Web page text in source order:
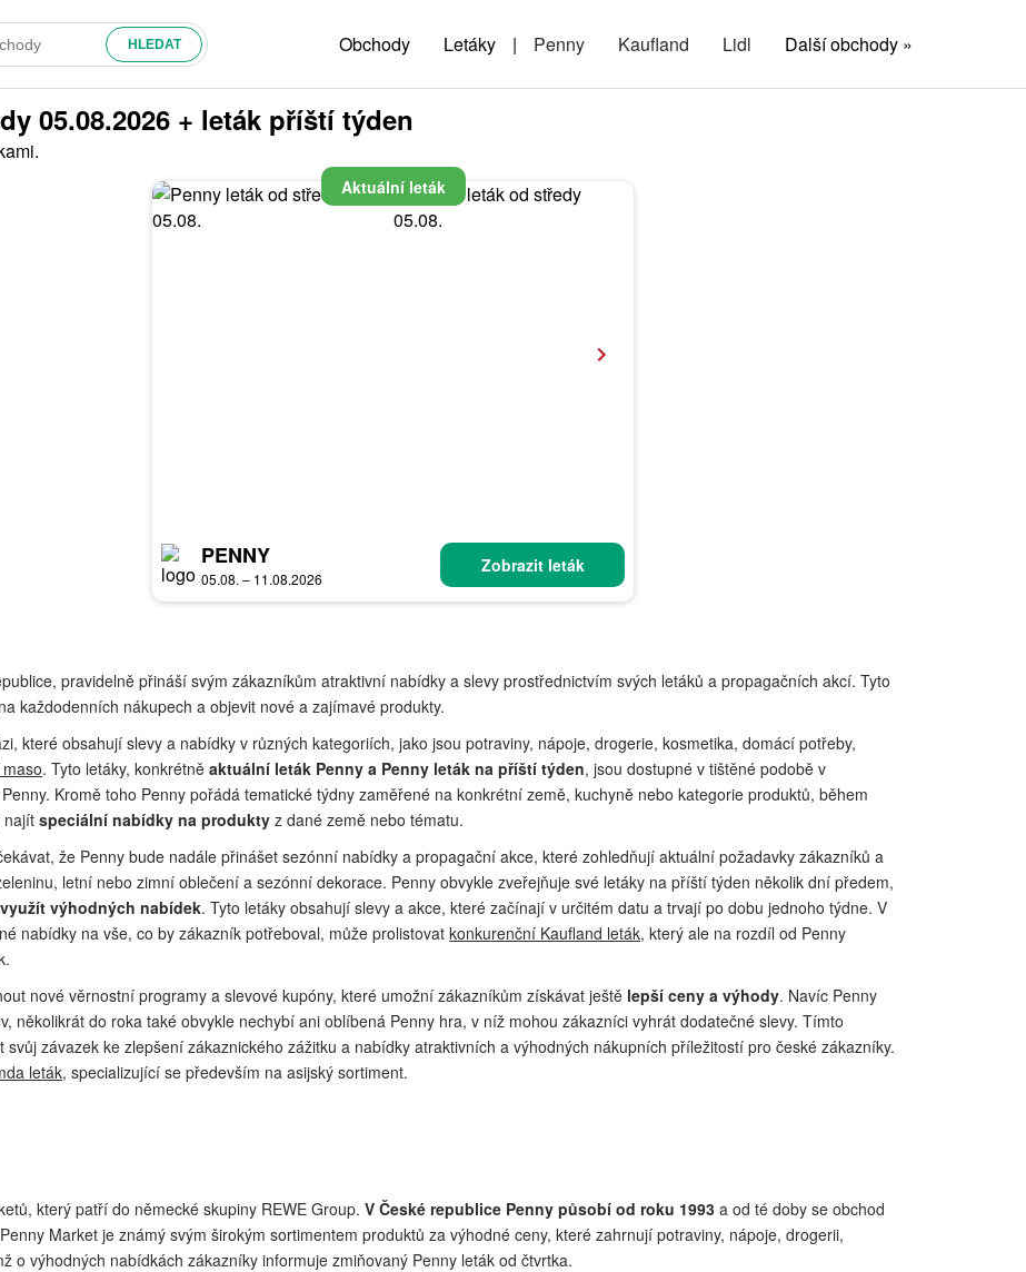
Obchody Letáky | Penny Kaufland Lidl Další obchody »
05.08.2026 + leták příští týden
Aktuální leták
PENNY
05.08. – 11.08.2026
Zobrazit leták
pravidelně přináší svým zákazníkům atraktivní nabídky a slevy prostřednictvím svých letáků a propagačních akcí. Tyto
na každodenních nákupech a objevit nové a zajímavé produkty.
které obsahují slevy a nabídky v různých kategoriích, jako jsou potraviny, nápoje, drogerie, kosmetika, domácí potřeby,
. Tyto letáky, konkrétně aktuální leták Penny a Penny leták na příští týden, jsou dostupné v tištěné podobě v
Kromě toho Penny pořádá tematické týdny zaměřené na konkrétní země, kuchyně nebo kategorie produktů, během
najít speciální nabídky na produkty z dané země nebo tématu.
že Penny bude nadále přinášet sezónní nabídky a propagační akce, které zohledňují aktuální požadavky zákazníků a
letní nebo zimní oblečení a sezónní dekorace. Penny obvykle zveřejňuje své letáky na příští týden několik dní předem,
výhodných nabídek. Tyto letáky obsahují slevy a akce, které začínají v určitém datu a trvají po dobu jednoho týdne. V
nabídky na vše, co by zákazník potřeboval, může prolistovat konkurenční Kaufland leták, který ale na rozdíl od Penny
nové věrnostní programy a slevové kupóny, které umožní zákazníkům získávat ještě lepší ceny a výhody. Navíc Penny
několikrát do roka také obvykle nechybí ani oblíbená Penny hra, v níž mohou zákazníci vyhrát dodatečné slevy. Tímto
závazek ke zlepšení zákaznického zážitku a nabídky atraktivních a výhodných nákupních příležitostí pro české zákazníky.
leták, specializující se především na asijský sortiment.
který patří do německé skupiny REWE Group. V České republice Penny působí od roku 1993 a od té doby se obchod
Market je známý svým širokým sortimentem produktů za výhodné ceny, které zahrnují potraviny, nápoje, drogerii,
o výhodných nabídkách zákazníky informuje zmiňovaný Penny leták od čtvrtka.